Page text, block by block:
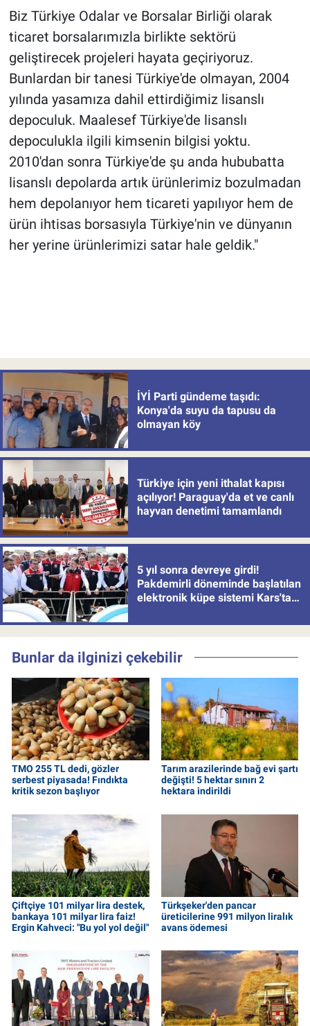
Biz Türkiye Odalar ve Borsalar Birliği olarak
ticaret borsalarımızla birlikte sektörü
geliştirecek projeleri hayata geçiriyoruz.
Bunlardan bir tanesi Türkiye'de olmayan, 2004
yılında yasamıza dahil ettirdiğimiz lisanslı
depoculuk. Maalesef Türkiye'de lisanslı
depoculukla ilgili kimsenin bilgisi yoktu.
2010'dan sonra Türkiye'de şu anda hububatta
lisanslı depolarda artık ürünlerimiz bozulmadan
hem depolanıyor hem ticareti yapılıyor hem de
ürün ihtisas borsasıyla Türkiye'nin ve dünyanın
her yerine ürünlerimizi satar hale geldik."
İYİ Parti gündeme taşıdı:
Konya'da suyu da tapusu da
olmayan köy
Türkiye için yeni ithalat kapısı
açılıyor! Paraguay'da et ve canlı
hayvan denetimi tamamlandı
5 yıl sonra devreye girdi!
Pakdemirli döneminde başlatılan
elektronik küpe sistemi Kars'tan
Bunlar da ilginizi çekebilir
TMO 255 TL dedi, gözler
serbest piyasada! Fındıkta
kritik sezon başlıyor
Tarım arazilerinde bağ evi şartı
değişti! 5 hektar sınırı 2
hektara indirildi
Çiftçiye 101 milyar lira destek,
bankaya 101 milyar lira faiz!
Ergin Kahveci: "Bu yol yol değil"
Türkşeker'den pancar
üreticilerine 991 milyon liralık
avans ödemesi